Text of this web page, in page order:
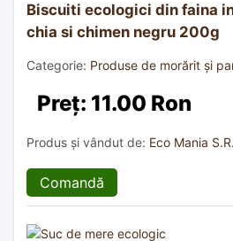
Biscuiti ecologici din faina
chia si chimen negru 200g
Categorie: Produse de morărit și
Preț: 11.00 Ron
Produs și vândut de: Eco Mania
Comandă